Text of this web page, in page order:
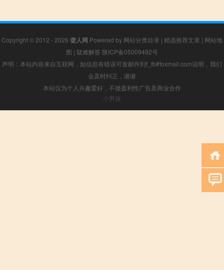
Copyright © 2012 - 2026 聋人网 Powered by 网站分类目录 | 精选推荐文章 | 网站地
图 | 疑难解答 陕ICP备05009492号
声明：本站内容来自互联网，如信息有错误可发邮件到f_fb#foxmail.com说明，我们
会及时纠正，谢谢
本站仅为个人兴趣爱好，不接盈利性广告及商业合作
小男孩